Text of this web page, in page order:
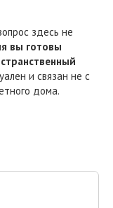
здесь не
вы готовы
и связан не с
дома.